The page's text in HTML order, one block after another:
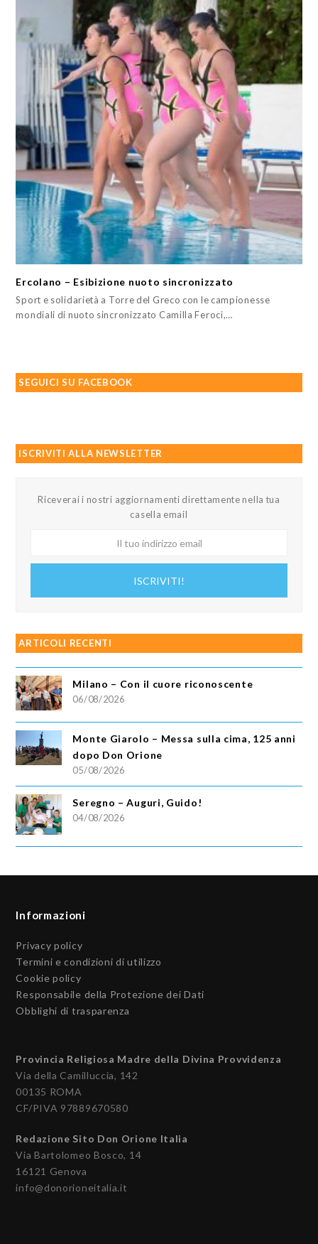
Ercolano – Esibizione nuoto sincronizzato
Sport e solidarietà a Torre del Greco con le campionesse
mondiali di nuoto sincronizzato Camilla Feroci,…
SEGUICI SU FACEBOOK
ISCRIVITI ALLA NEWSLETTER
Riceverai i nostri aggiornamenti direttamente nella tua
casella email
ISCRIVITI!
ARTICOLI RECENTI
Milano – Con il cuore riconoscente
06/08/2026
Monte Giarolo – Messa sulla cima, 125 anni
dopo Don Orione
05/08/2026
Seregno – Auguri, Guido!
04/08/2026
Informazioni
Privacy policy
Termini e condizioni di utilizzo
Cookie policy
Responsabile della Protezione dei Dati
Obblighi di trasparenza
Provincia Religiosa Madre della Divina Provvidenza
Via della Camilluccia, 142
00135 ROMA
CF/PIVA 97889670580
Redazione Sito Don Orione Italia
Via Bartolomeo Bosco, 14
16121 Genova
info@donorioneitalia.it